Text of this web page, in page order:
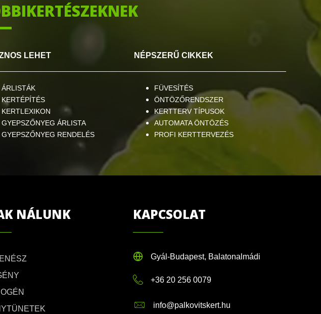
LEHET
ÁRLISTÁK
KERTÉPÍTÉS
KERTLEXIKON
GYEPSZŐNYEG ÁRLISTA
GYEPSZŐNYEG RENDELÉS
NÉPSZERŰ CIKKEK
FÜVESÍTÉS
ÖNTÖZŐRENDSZER
KERTTERV TÍPUSOK
AUTOMATA ÖNTÖZÉS
PROFI KERTTERVEZÉS
NÁLUNK KAPCSOLAT
Gyál-Budapest, Balatonalmádi
+36 20 256 0079
info@palkovitskert.hu